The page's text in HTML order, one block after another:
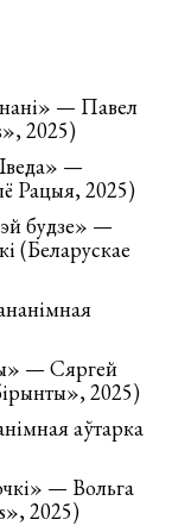
— Павел
2025)
—
Рацыя, 2025)
будзе» —
(Беларускае
— Сяргей
2025)
аўтарка
— Вольга
2025)